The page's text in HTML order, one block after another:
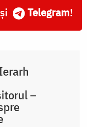
și Telegram!
–